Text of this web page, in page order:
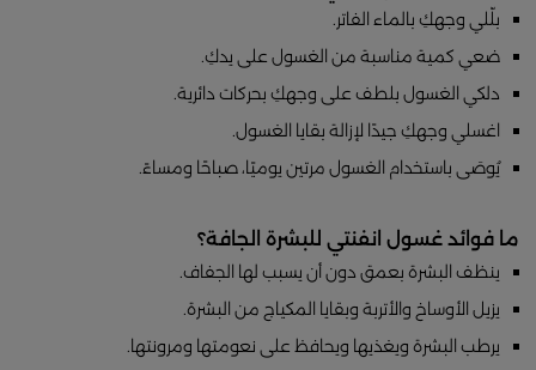
بلّلي وجهكِ بالماء الفاتر.
ضعي كمية مناسبة من الغسول على يدكِ.
دلكي الغسول بلطف على وجهكِ بحركات دائرية.
اغسلي وجهكِ جيدًا لإزالة بقايا الغسول.
يُوصَى باستخدام الغسول مرتين يوميًا، صباحًا ومساءً.
ما فوائد غسول انفنتي للبشرة الجافة؟
ينظف البشرة بعمق دون أن يسبب لها الجفاف.
يزيل الأوساخ والأتربة وبقايا المكياج من البشرة.
يرطب البشرة ويغذيها ويحافظ على نعومتها ومرونتها.